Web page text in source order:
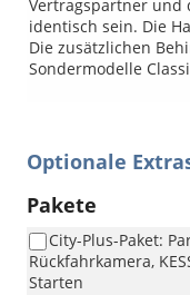
Vertragspartner und
identisch sein. Die
Die zusätzlichen
Sondermodelle
Optionale
Pakete
City-Plus-Paket:
Rückfahrkamera,
Starten